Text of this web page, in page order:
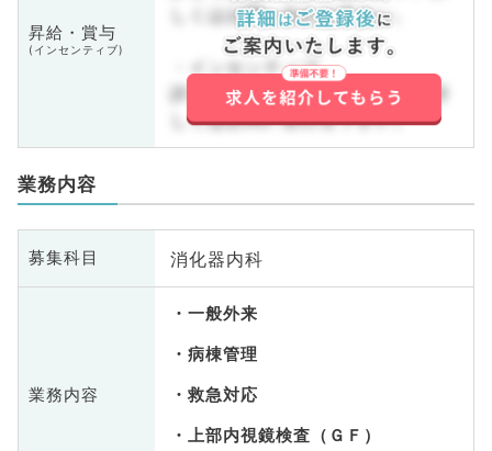
昇給・賞与
(インセンティブ)
しくはお問い合わせ下さい。
・インセンティブ
詳しくはお問い合わせ下さい。詳
しくはお問い合わせ下さい。
業務内容
募集科目 消化器内科
業務内容
一般外来
病棟管理
救急対応
上部内視鏡検査（ＧＦ）